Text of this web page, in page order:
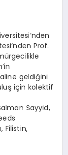
Prof.
geldiğini
için kolektif
Sayyid,
Filistin,